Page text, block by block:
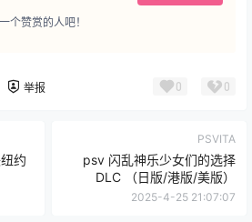
个赞赏的人吧！
举报 0 0
约
PSVITA
psv 闪乱神乐少女们的选择
DLC （日版/港版/美版）
2025-4-25 21:07:07